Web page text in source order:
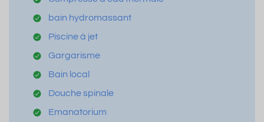
bain hydromassant
Piscine à jet
Gargarisme
Bain local
Douche spinale
Emanatorium